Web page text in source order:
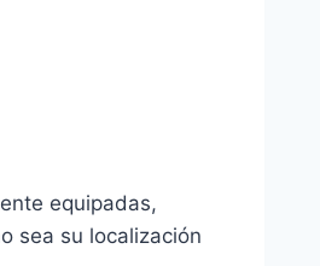
equipadas,
sea su localización